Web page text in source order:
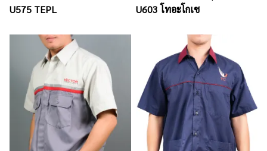
ที่ฝากระเป๋า แขน และด้านหลัง
U575 TEPL
เนื้อผ้าคอมทวิว แบบบาง
U603 โทอะโกเซ